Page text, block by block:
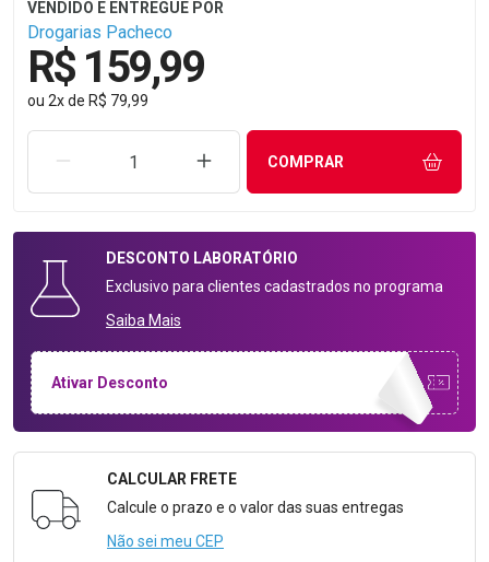
Drogarias Pacheco
R$ 159,99
ou 2xde R$ 79,99
REMOVER UMA UNIDADEAUMENTAR UMA UNIDADE
COMPRAR
DESCONTO LABORATÓRIO
Exclusivo para clientes cadastrados no programa
Saiba Mais
Ativar Desconto
Formulário para Calcular o Frete
CALCULAR FRETE
Calcule o prazo e o valor das suas entregas
Não sei meu CEP